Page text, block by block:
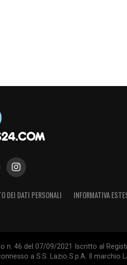
DEI DATI PERSONALI INFORMATIVA
46 del 07/09/2021 Iscritto al
a S.S. Lazio S.p.A. Il marchio